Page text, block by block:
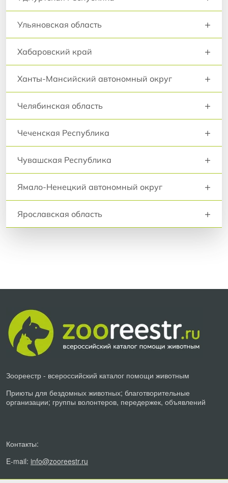
Ульяновская область +
Хабаровский край +
Ханты-Мансийский автономный округ +
Челябинская область +
Чеченская Республика +
Чувашская Республика +
Ямало-Ненецкий автономный округ +
Ярославская область +
Зоореестр - всероссийский каталог помощи животным
Приюты для бездомных животных; благотворительные
организации; группы волонтеров, передержек, объявлений
Контакты:
E-mail: info@zooreestr.ru